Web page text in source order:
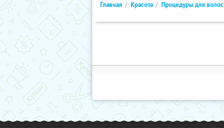
Главная Красота Процедуры для волос